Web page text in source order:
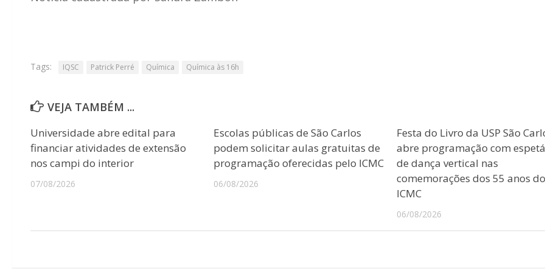
Tags: IQSC Patrick Perré Química Química às 16h
VEJA TAMBÉM ...
Universidade abre edital para
financiar atividades de extensão
nos campi do interior
07/08/2026
Escolas públicas de São Carlos
podem solicitar aulas gratuitas de
programação oferecidas pelo ICMC
06/08/2026
Festa do Livro da USP São
abre programação com
de dança vertical nas
comemorações dos 55 anos do
ICMC
06/08/2026